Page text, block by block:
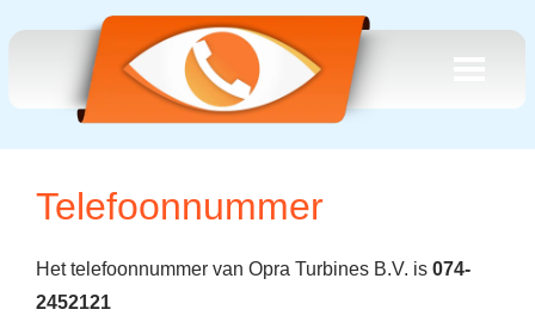
Telefoonnummer
Het telefoonnummer van Opra Turbines B.V. is 074-
2452121